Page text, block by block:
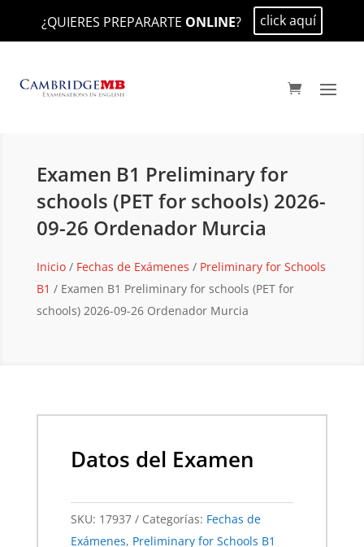
¿QUIERES PREPARARTE ONLINE? click aquí
Examen B1 Preliminary for
schools (PET for schools) 2026-
09-26 Ordenador Murcia
Inicio/ Fechas de Exámenes / Preliminary for Schools
B1 / Examen B1 Preliminary for schools (PET for
schools) 2026-09-26 Ordenador Murcia
Datos del Examen
SKU: 17937 Categorías: Fechas de
Exámenes, Preliminary for Schools B1